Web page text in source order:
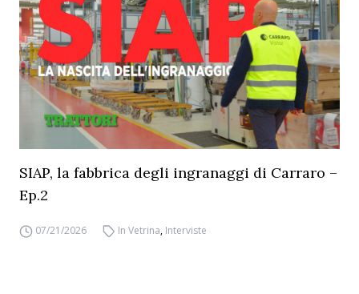
SIAP, la fabbrica degli ingranaggi di Carraro –
Ep.2
07/21/2026 In Vetrina, Interviste